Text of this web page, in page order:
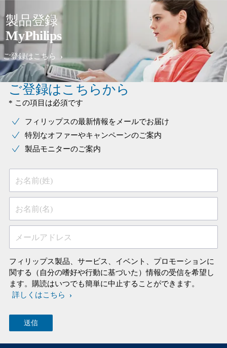
製品登録
MyPhilips
ご登録はこちら
ご登録はこちらから
* この項目は必須です
フィリップスの最新情報をメールでお届け
特別なオファーやキャンペーンのご案内
製品モニターのご案内
お名前(姓)
お名前(名)
メールアドレス
フィリップス製品、サービス、イベント、プロモーションに
関する（自分の嗜好や行動に基づいた）情報の受信を希望し
ます。購読はいつでも簡単に中止することができます。
詳しくはこちら